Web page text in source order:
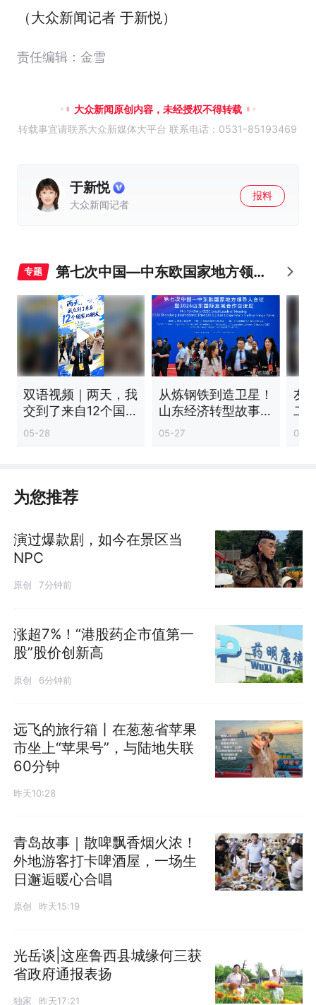
（大众新闻记者 于新悦）
责任编辑：金雪
大众新闻原创内容，未经授权不得转载
转载事宜请联系大众新媒体大平台 联系电话：0531-85193469
于新悦
大众新闻记者
报料
专题
第七次中国—中东欧国家地方领
导人会议暨2026山东国际友城合
作交流周
双语视频｜两天，我
交到了来自12个国
家的朋友
05-28
从炼钢铁到造卫星！
山东经济转型故事成
国际友城间最生动合
05-27
友
二
市
05-
为您推荐
演过爆款剧，如今在景区当
NPC
原创 7分钟前
涨超7%！“港股药企市值第一
股”股价创新高
原创 6分钟前
远飞的旅行箱丨在葱葱省苹果
市坐上“苹果号”，与陆地失联
60分钟
昨天10:28
青岛故事｜散啤飘香烟火浓！
外地游客打卡啤酒屋，一场生
日邂逅暖心合唱
原创 昨天15:19
光岳谈|这座鲁西县城缘何三获
省政府通报表扬
独家 昨天17:21